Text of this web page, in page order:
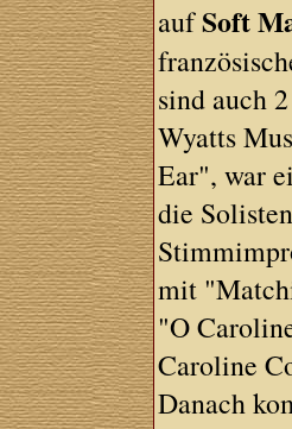
aufSoft
sind auch
Wyatts
Ear", war
die
mit
"O
Caroline
Danach